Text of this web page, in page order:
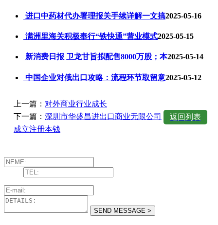
进口中药材代办署理报关手续详解一文搞2025-05-16
满洲里海关积极奉行“铁快通”营业模式2025-05-15
新消费日报 卫龙甘旨拟配售8000万股；本2025-05-14
中国企业对俄出口攻略：流程环节取留意2025-05-12
上一篇： 对外商业行业成长
下一篇： 深圳市华盛昌进出口商业无限公司
成立注册本钱
返回列表